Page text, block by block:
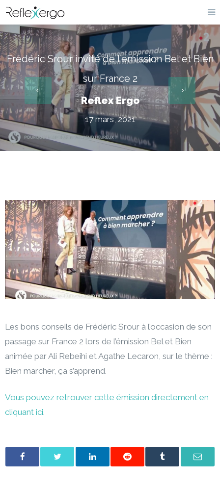
Frédéric Srour invité de l’emission Bel et Bien
sur France 2
Reflex Ergo
17 mars, 2021
Les bons conseils de Frédéric Srour à l’occasion de son
passage sur France 2 lors de l’émission Bel et Bien
animée par Ali Rebeihi et Agathe Lecaron, sur le thème :
Bien marcher, ça s’apprend.
Vous pouvez retrouver cette émission directement en
cliquant ici.